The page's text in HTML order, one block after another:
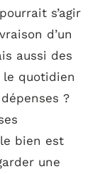
s’agir
d’un
aussi des
le quotidien
?
bien est
une